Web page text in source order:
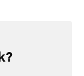
jsou